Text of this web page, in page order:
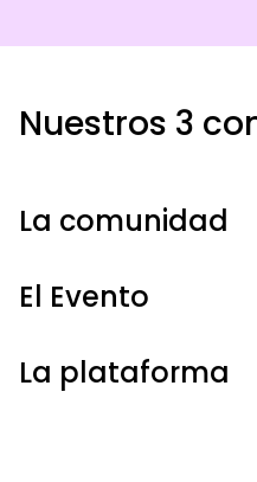
Nuestros 3
La comunidad
El Evento
La plataforma